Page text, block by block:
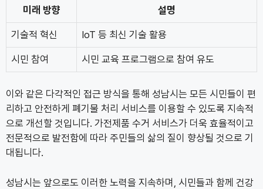
미래 방향 설명
기술적 혁신 IoT 등 최신 기술 활용
시민 참여 시민 교육 프로그램으로 참여 유도
이와 같은 다각적인 접근 방식을 통해 성남시는 모든 시민들이 편
리하고 안전하게 폐기물 처리 서비스를 이용할 수 있도록 지속적
으로 개선할 것입니다. 가전제품 수거 서비스가 더욱 효율적이고
전문적으로 발전함에 따라 주민들의 삶의 질이 향상될 것으로 기
대됩니다.
성남시는 앞으로도 이러한 노력을 지속하며, 시민들과 함께 건강